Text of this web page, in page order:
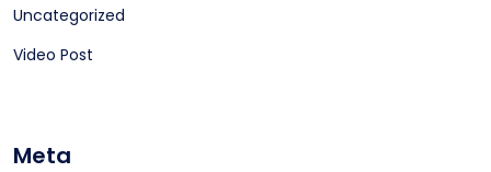
Uncategorized
Video Post
Meta